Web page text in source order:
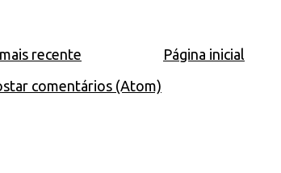
recente
Página inicial
comentários (Atom)